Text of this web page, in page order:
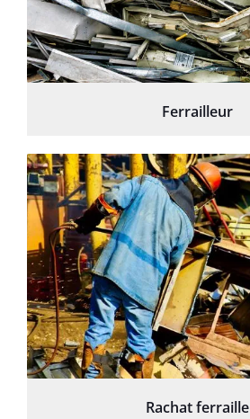
Ferrailleur
Rachat ferraille